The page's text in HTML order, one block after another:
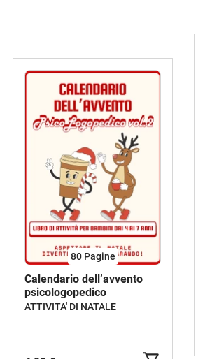
80 Pagine
Calendario dell’avvento
psicologopedico
ATTIVITA' DI NATALE